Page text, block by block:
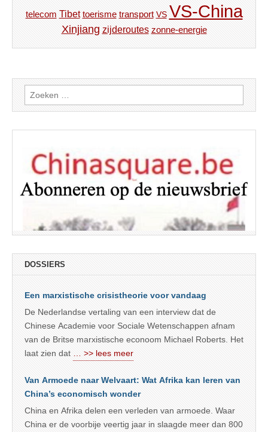
telecom Tibet toerisme transport VS VS-China
Xinjiang zijderoutes zonne-energie
Zoeken
naar:
DOSSIERS
Een marxistische crisistheorie voor vandaag
De Nederlandse vertaling van een interview dat de
Chinese Academie voor Sociale Wetenschappen afnam
van de Britse marxistische econoom Michael Roberts. Het
laat zien dat
… >> lees meer
Van Armoede naar Welvaart: Wat Afrika kan leren van
China’s economisch wonder
China en Afrika delen een verleden van armoede. Waar
China er de voorbije veertig jaar in slaagde meer dan 800